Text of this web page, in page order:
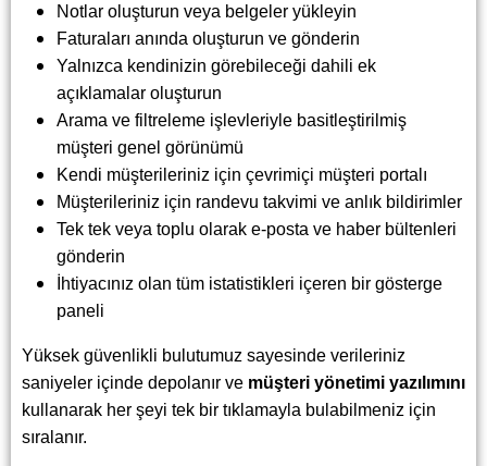
Notlar oluşturun veya belgeler yükleyin
Faturaları anında oluşturun ve gönderin
Yalnızca kendinizin görebileceği dahili ek
açıklamalar oluşturun
Arama ve filtreleme işlevleriyle basitleştirilmiş
müşteri genel görünümü
Kendi müşterileriniz için çevrimiçi müşteri portalı
Müşterileriniz için randevu takvimi ve anlık bildirimler
Tek tek veya toplu olarak e-posta ve haber bültenleri
gönderin
İhtiyacınız olan tüm istatistikleri içeren bir gösterge
paneli
Yüksek güvenlikli bulutumuz sayesinde verileriniz
saniyeler içinde depolanır ve müşteri yönetimi yazılımını
kullanarak her şeyi tek bir tıklamayla bulabilmeniz için
sıralanır.